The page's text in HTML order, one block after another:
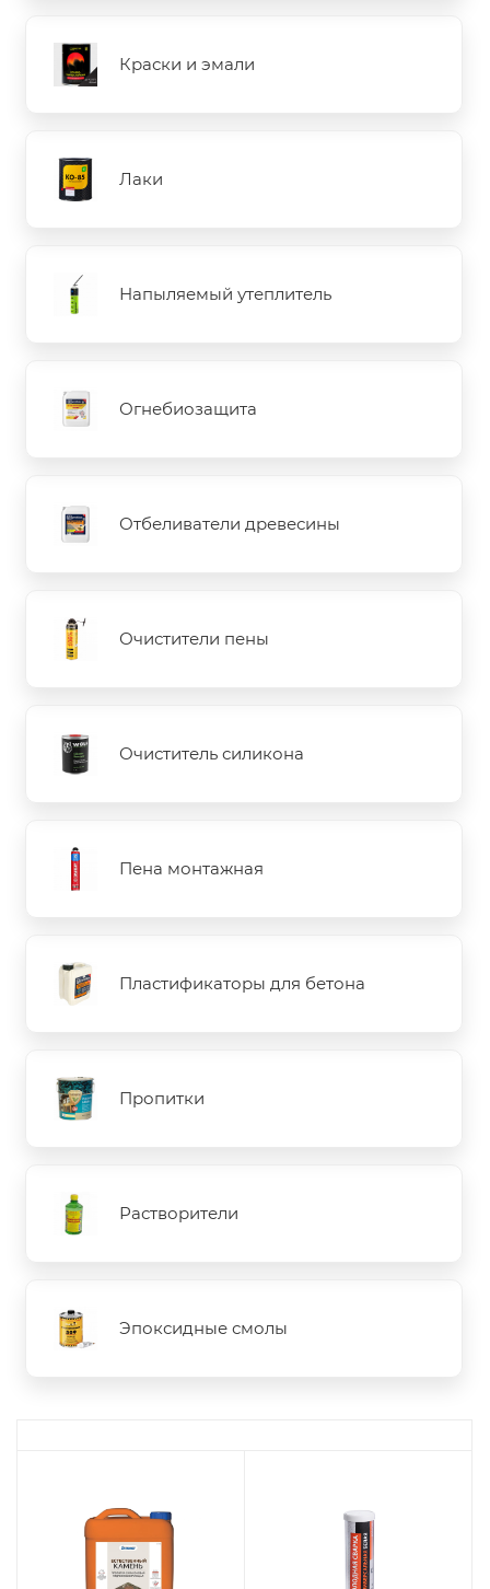
Краски и эмали
Лаки
Напыляемый утеплитель
Огнебиозащита
Отбеливатели древесины
Очистители пены
Очиститель силикона
Пена монтажная
Пластификаторы для бетона
Пропитки
Растворители
Эпоксидные смолы